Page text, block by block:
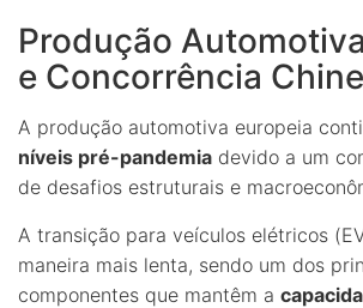
Produção
e Concorrência
A produção automotiva europeia
níveis pré-pandemia devido a um
de desafios estruturais e
A transição para veículos elétricos
maneira mais lenta, sendo um dos
componentes que mantêm a